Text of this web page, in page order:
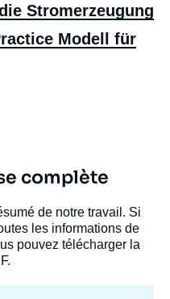
Stromerzeugung
Modell für
complète
de notre travail. Si
les informations de
pouvez télécharger la
d’électricité en